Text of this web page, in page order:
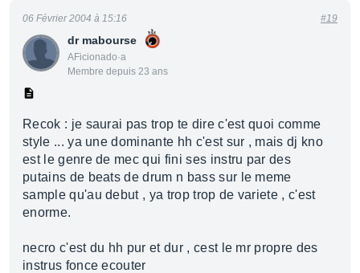
dr mabourse
AFicionado·a
Membre depuis 23 ans
06 Février 2004 à 15:16 #19
Recok : je saurai pas trop te dire c'est quoi comme
style ... ya une dominante hh c'est sur , mais dj kno
est le genre de mec qui fini ses instru par des
putains de beats de drum n bass sur le meme
sample qu'au debut , ya trop trop de variete , c'est
enorme.
necro c'est du hh pur et dur , cest le mr propre des
instrus fonce ecouter